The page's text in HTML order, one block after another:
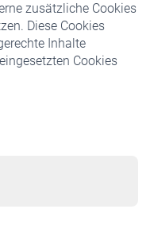
zusätzliche Cookies
Diese Cookies
Inhalte
Cookies